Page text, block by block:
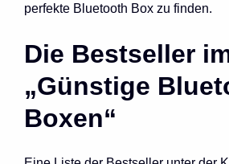
perfekte Bluetooth Box zu finden.
Die Bestseller
„Günstige
Boxen“